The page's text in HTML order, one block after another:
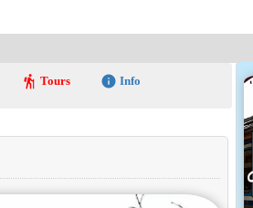
hiking Tours info Info